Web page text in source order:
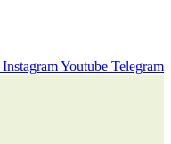
InstagramYoutube Telegram